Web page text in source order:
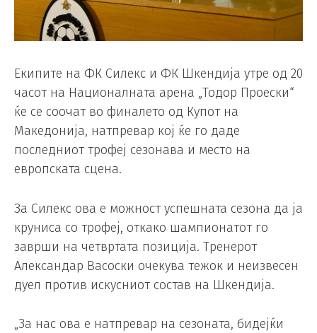
Екипите на ФК Силекс и ФК Шкендија утре од 20
часот на Националната арена „Тодор Проески“
ќе се соочат во финалето од Купот на
Македонија, натпревар кој ќе го даде
последниот трофеј сезонава и место на
европската сцена.
За Силекс ова е можност успешната сезона да ја
круниса со трофеј, откако шампионатот го
заврши на четвртата позиција. Тренерот
Александар Васоски очекува тежок и неизвесен
дуел против искусниот состав на Шкендија.
„За нас ова е натпревар на сезоната, бидејќи